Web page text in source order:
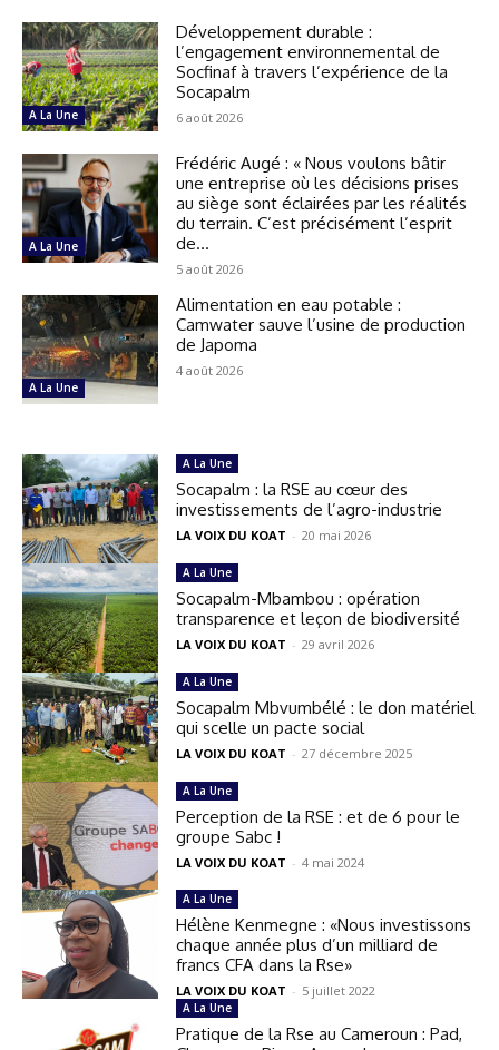
A La Une
Développement durable :
l’engagement environnemental de
Socfinaf à travers l’expérience de la
Socapalm
6 août 2026
A La Une
Frédéric Augé : « Nous voulons bâtir
une entreprise où les décisions prises
au siège sont éclairées par les réalités
du terrain. C’est précisément l’esprit
de...
5 août 2026
A La Une
Alimentation en eau potable :
Camwater sauve l’usine de production
de Japoma
4 août 2026
A La Une
Socapalm : la RSE au cœur des
investissements de l’agro-industrie
LA VOIX DU KOAT - 20 mai 2026
A La Une
Socapalm-Mbambou : opération
transparence et leçon de biodiversité
LA VOIX DU KOAT - 29 avril 2026
A La Une
Socapalm Mbvumbélé : le don matériel
qui scelle un pacte social
LA VOIX DU KOAT - 27 décembre 2025
A La Une
Perception de la RSE : et de 6 pour le
groupe Sabc !
LA VOIX DU KOAT - 4 mai 2024
A La Une
Hélène Kenmegne : «Nous investissons
chaque année plus d’un milliard de
francs CFA dans la Rse»
LA VOIX DU KOAT - 5 juillet 2022
A La Une
Pratique de la Rse au Cameroun : Pad,